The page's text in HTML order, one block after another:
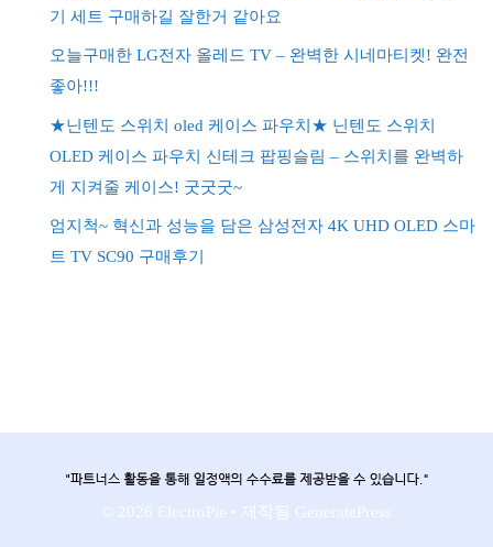
기 세트 구매하길 잘한거 같아요
오늘구매한 LG전자 올레드 TV – 완벽한 시네마티켓! 완전
좋아!!!
★닌텐도 스위치 oled 케이스 파우치★ 닌텐도 스위치
OLED 케이스 파우치 신테크 팝핑슬림 – 스위치를 완벽하
게 지켜줄 케이스! 굿굿굿~
엄지척~ 혁신과 성능을 담은 삼성전자 4K UHD OLED 스마
트 TV SC90 구매후기
© 2026 ElectroPie • 제작됨 GeneratePress